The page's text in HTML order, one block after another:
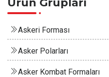
Askeri Forması
Asker Polarları
Asker Kombat Formaları